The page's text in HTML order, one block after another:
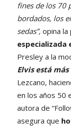
fines de los 70
bordados, los
sedas”, opina
especializada
Presley a la
Elvis está
Lezcano,
en los años 50
autora de
asegura que